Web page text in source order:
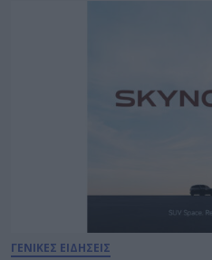
ΓΕΝΙΚΕΣ ΕΙΔΗΣΕΙΣ